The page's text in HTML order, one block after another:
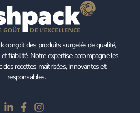
conçoit des produits surgelés de qualité,
fiabilité. Notre expertise accompagne les
des recettes maîtrisées, innovantes et
responsables.